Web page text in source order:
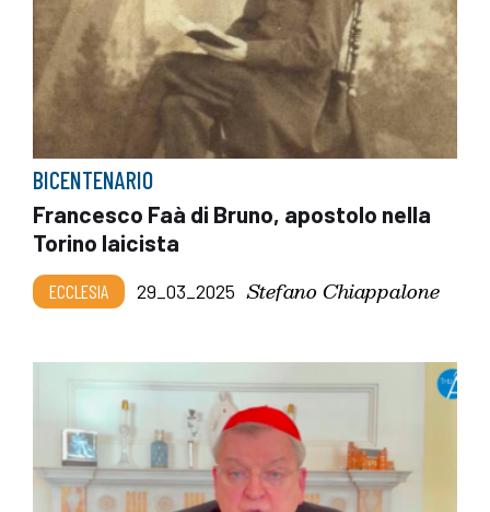
BICENTENARIO
Francesco Faà di Bruno, apostolo nella
Torino laicista
ECCLESIA 29_03_2025 Stefano Chiappalone